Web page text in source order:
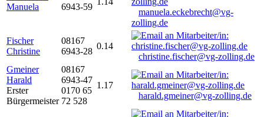
Manuela
6943-59
manuela.eckebrecht@vg-
zolling.de
Fischer
Christine
08167
6943-28
0.14
christine.fischer@vg-zolling.de
Gmeiner
Harald
Erster
Bürgermeister
08167
6943-47
0170 65
72 528
1.17
harald.gmeiner@vg-zolling.de